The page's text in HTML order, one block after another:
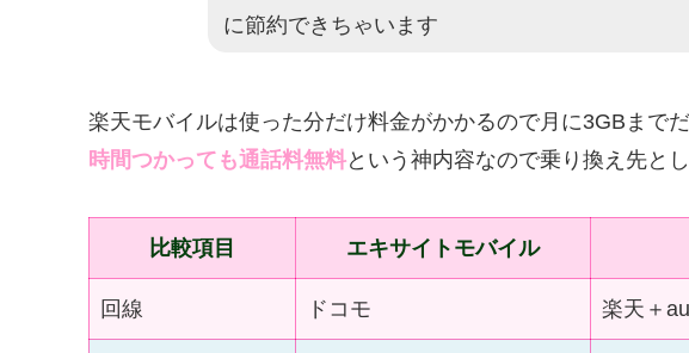
に節約できちゃいます
楽天モバイルは使った分だけ料金がかかるので月に3GBまで
時間つかっても通話料無料という神内容なので乗り換え先と
比較項目 エキサイトモバイル
回線 ドコモ 楽天＋au